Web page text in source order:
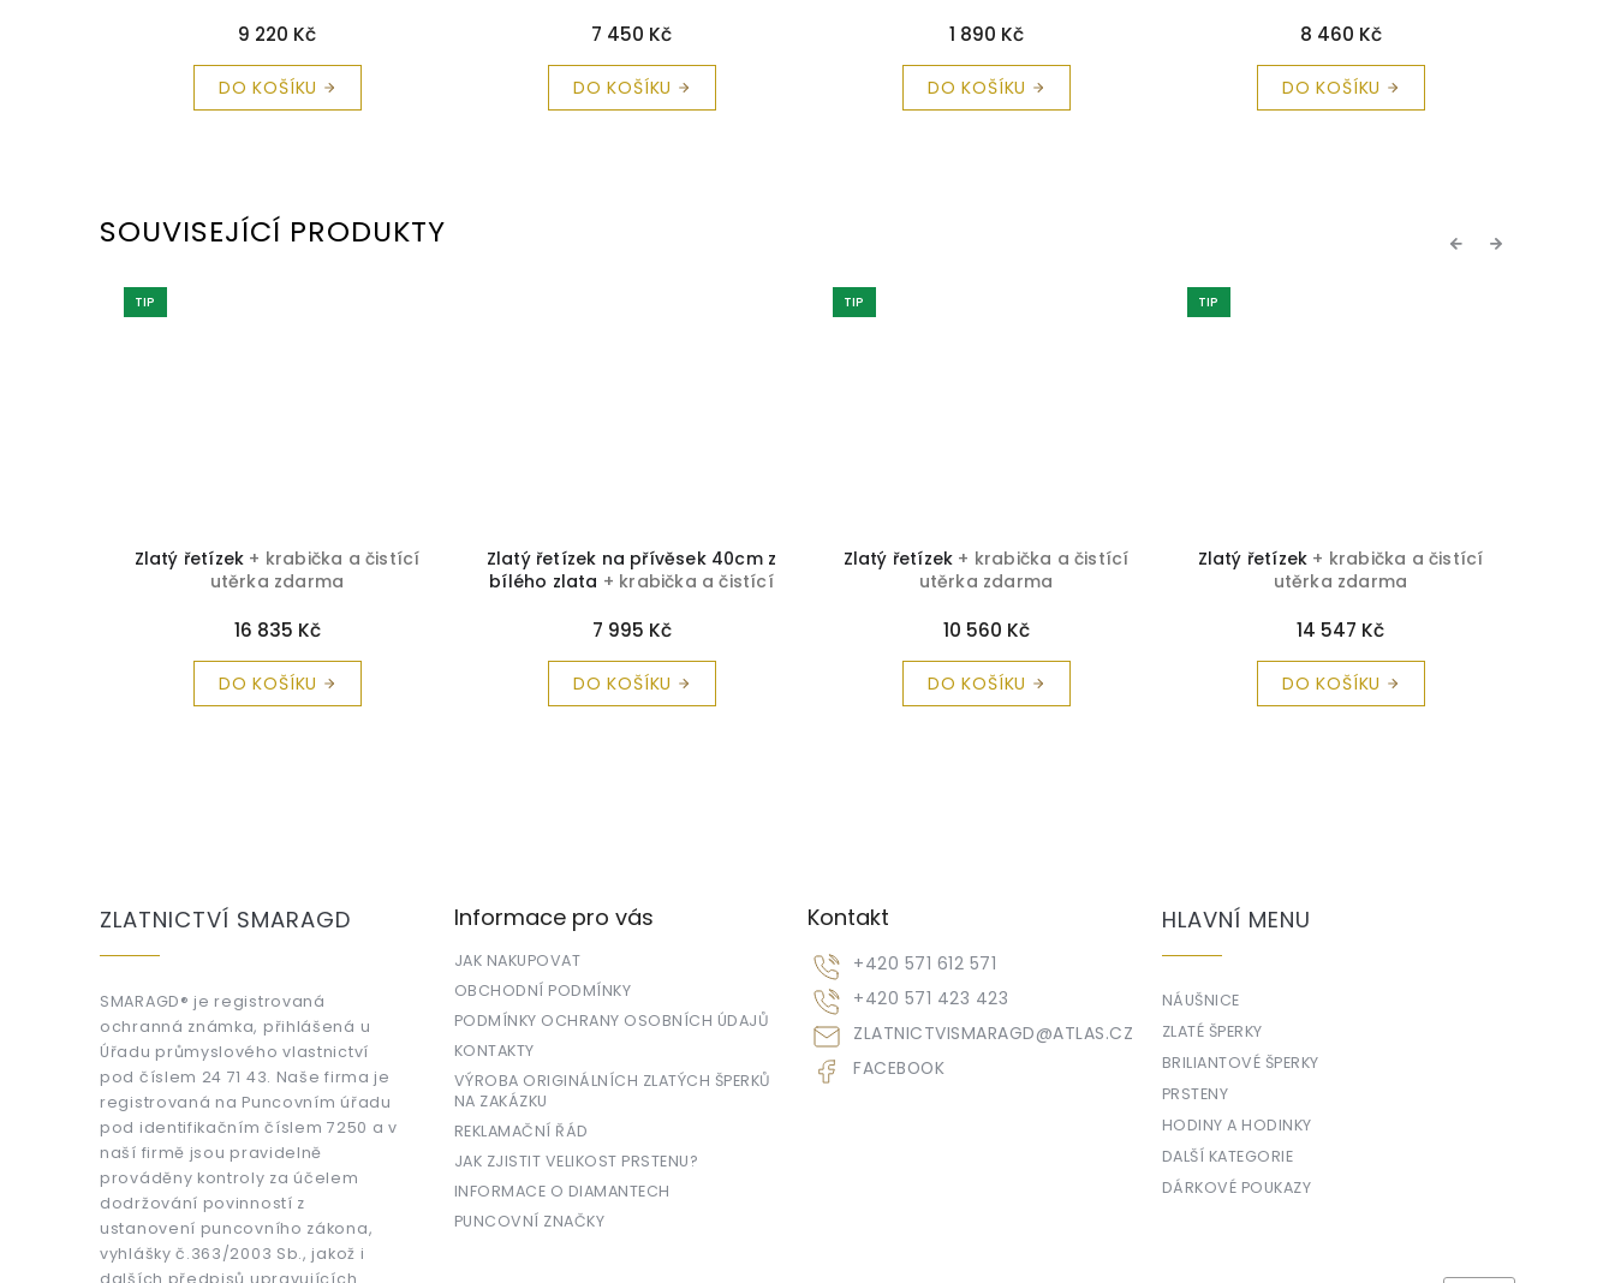
9 220 Kč
DO KOŠÍKU
7 450 Kč
DO KOŠÍKU
1 890 Kč
DO KOŠÍKU
8 460 Kč
DO KOŠÍKU
SOUVISEJÍCÍ PRODUKTY Previous
TIP
Zlatý řetízek + krabička a čistící
utěrka zdarma
16 835 Kč
DO KOŠÍKU
Zlatý řetízek na přívěsek 40cm z
bílého zlata + krabička a čistící
7 995 Kč
DO KOŠÍKU
TIP
Zlatý řetízek + krabička a čistící
utěrka zdarma
10 560 Kč
DO KOŠÍKU
TIP
Zlatý řetízek + krabička a čistící
utěrka zdarma
14 547 Kč
DO KOŠÍKU
Next
ZLATNICTVÍ SMARAGD
SMARAGD® je registrovaná
ochranná známka, přihlášená u
Úřadu průmyslového vlastnictví
pod číslem 24 71 43. Naše firma je
registrovaná na Puncovním úřadu
pod identifikačním číslem 7250 a v
naší firmě jsou pravidelně
prováděny kontroly za účelem
dodržování povinností z
ustanovení puncovního zákona,
vyhlášky č.363/2003 Sb., jakož i
dalších předpisů upravujících
Informace pro vás
JAK NAKUPOVAT
OBCHODNÍ PODMÍNKY
PODMÍNKY OCHRANY OSOBNÍCH ÚDAJŮ
KONTAKTY
VÝROBA ORIGINÁLNÍCH ZLATÝCH ŠPERKŮ
NA ZAKÁZKU
REKLAMAČNÍ ŘÁD
JAK ZJISTIT VELIKOST PRSTENU?
INFORMACE O DIAMANTECH
PUNCOVNÍ ZNAČKY
Kontakt
ZLATNICTVISMARAGD@ATLAS.CZ
+420 571 612 571
+420 571 423 423
FACEBOOK
HLAVNÍ MENU
NÁUŠNICE
ZLATÉ ŠPERKY
BRILIANTOVÉ ŠPERKY
PRSTENY
HODINY A HODINKY
DALŠÍ KATEGORIE
DÁRKOVÉ POUKAZY